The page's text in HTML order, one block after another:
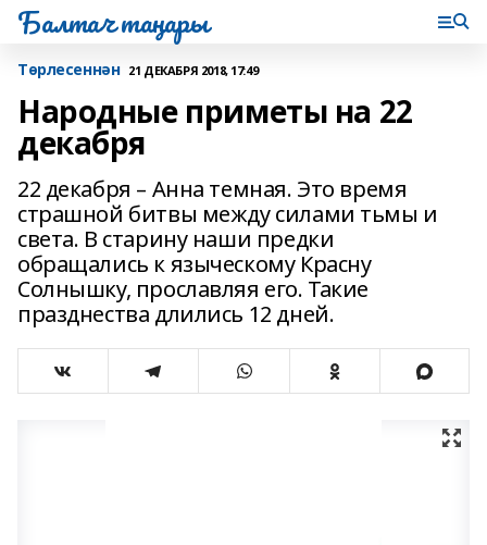
Балтач таңнары
Tөрлесеннән 21 ДЕКАБРЯ 2018, 17:49
Народные приметы на 22
декабря
22 декабря – Анна темная. Это время
страшной битвы между силами тьмы и
света. В старину наши предки
обращались к языческому Красну
Солнышку, прославляя его. Такие
празднества длились 12 дней.